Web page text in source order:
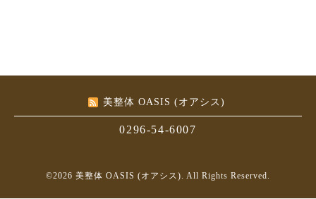
美整体 OASIS (オアシス)
0296-54-6007
©2026 美整体 OASIS (オアシス). All Rights Reserved.